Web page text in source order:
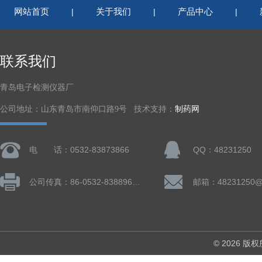
网站首页 | 关于我们 | 产品中心 |
联系我们
青岛电子检测仪器厂
公司地址：山东青岛市南仰口路9号 技术支持： 制药网
电 话：0532-83873866 QQ：48231250
邮箱：
© 2026 版